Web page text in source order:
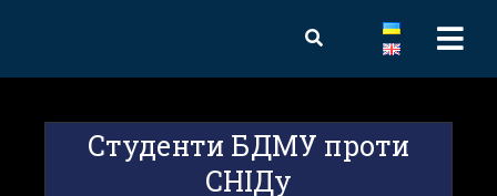
Студенти БДМУ проти
СНІДу